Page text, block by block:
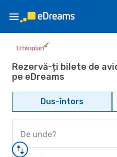
Rezervă-ți bilete de
pe eDreams
Dus-întors
De unde?